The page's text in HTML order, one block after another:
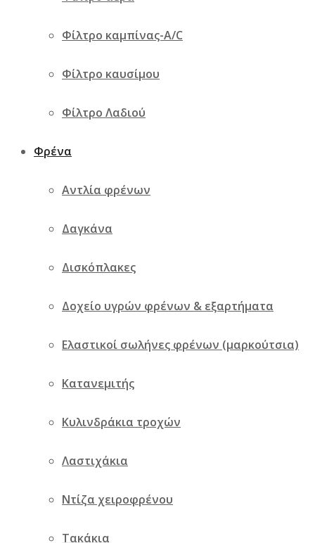
Φίλτρο καμπίνας-A/C
Φίλτρο καυσίμου
Φίλτρο Λαδιού
Φρένα
Αντλία φρένων
Δαγκάνα
Δισκόπλακες
Δοχείο υγρών φρένων & εξαρτήματα
Ελαστικοί σωλήνες φρένων (μαρκούτσια)
Κατανεμιτής
Κυλινδράκια τροχών
Λαστιχάκια
Ντίζα χειροφρένου
Τακάκια